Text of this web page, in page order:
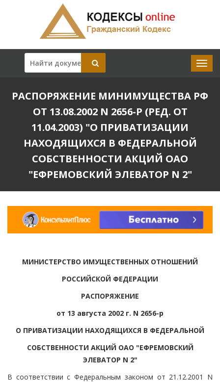
РАСПОРЯЖЕНИЕ МИНИМУЩЕСТВА РФ
ОТ 13.08.2002 N 2656-Р (РЕД. ОТ
11.04.2003) "О ПРИВАТИЗАЦИИ
НАХОДЯЩИХСЯ В ФЕДЕРАЛЬНОЙ
СОБСТВЕННОСТИ АКЦИЙ ОАО
"ЕФРЕМОВСКИЙ ЭЛЕВАТОР N 2"
МИНИСТЕРСТВО ИМУЩЕСТВЕННЫХ ОТНОШЕНИЙ
РОССИЙСКОЙ ФЕДЕРАЦИИ
РАСПОРЯЖЕНИЕ
от 13 августа 2002 г. N 2656-р
О ПРИВАТИЗАЦИИ НАХОДЯЩИХСЯ В ФЕДЕРАЛЬНОЙ
СОБСТВЕННОСТИ АКЦИЙ ОАО "ЕФРЕМОВСКИЙ
ЭЛЕВАТОР N 2"
В соответствии с Федеральным законом от 21.12.2001 N